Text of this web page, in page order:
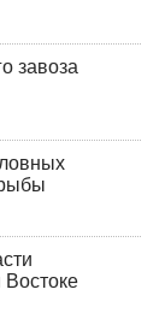
завоза